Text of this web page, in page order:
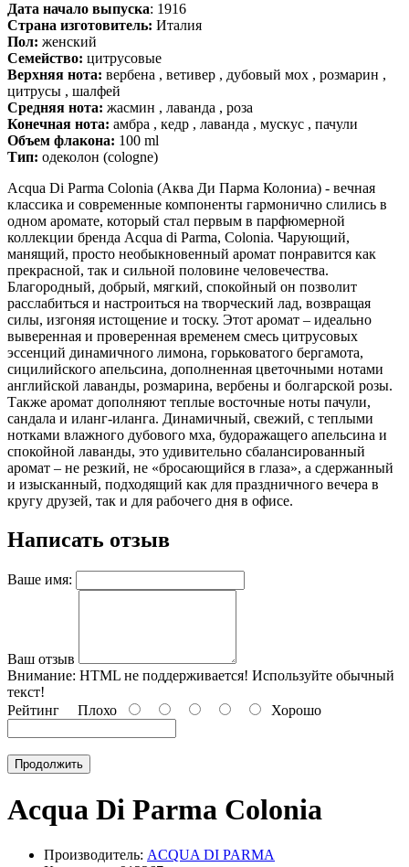
Дата начало выпуска: 1916
Страна изготовитель: Италия
Пол: женский
Семейство: цитрусовые
Верхняя нота: вербена , ветивер , дубовый мох , розмарин ,
цитрусы , шалфей
Средняя нота: жасмин , лаванда , роза
Конечная нота: амбра , кедр , лаванда , мускус , пачули
Объем флакона: 100 ml
Тип: одеколон (cologne)
Acqua Di Parma Colonia (Аква Ди Парма Колониа) - вечная
классика и современные компоненты гармонично слились в
одном аромате, который стал первым в парфюмерной
коллекции бренда Acqua di Parma, Colonia. Чарующий,
манящий, просто необыкновенный аромат понравится как
прекрасной, так и сильной половине человечества.
Благородный, добрый, мягкий, спокойный он позволит
расслабиться и настроиться на творческий лад, возвращая
силы, изгоняя истощение и тоску. Этот аромат – идеально
выверенная и проверенная временем смесь цитрусовых
эссенций динамичного лимона, горьковатого бергамота,
сицилийского апельсина, дополненная цветочными нотами
английской лаванды, розмарина, вербены и болгарской розы.
Также аромат дополняют теплые восточные ноты пачули,
сандала и иланг-иланга. Динамичный, свежий, с теплыми
нотками влажного дубового мха, будоражащего апельсина и
спокойной лаванды, это удивительно сбалансированный
аромат – не резкий, не «бросающийся в глаза», а сдержанный
и изысканный, подходящий как для праздничного вечера в
кругу друзей, так и для рабочего дня в офисе.
Написать отзыв
Ваше имя:
Ваш отзыв
Внимание: HTML не поддерживается! Используйте обычный
текст!
Рейтинг Плохо Хорошо
Продолжить
Acqua Di Parma Colonia
Производитель: ACQUA DI PARMA